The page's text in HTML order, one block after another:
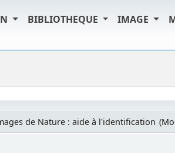
BIBLIOTHEQUE IMAGE
de Nature : aide à l'identification